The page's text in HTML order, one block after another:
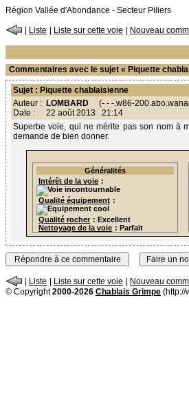
Région Vallée d'Abondance - Secteur Piliers
Liste Liste sur cette voie Nouveau
Commentaires avec le sujet « Piquette
Sujet : Piquette chablaisienne
Auteur : LOMBARD (- - -.w86-
Date :
22 août 2013 21:14
Superbe voie, qui ne mérite pas son nom à
demande de bien donner.
Généralités
Intérêt de la voie :
Qualité équipement :
Qualité rocher : Excellent
Nettoyage de la voie : Parfait
Liste Liste sur cette voie Nouveau
© Copyright2000-2026 Chablais Grimpe (http://